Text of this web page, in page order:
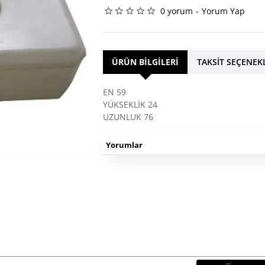
0 yorum - Yorum Yap
ÜRÜN BILGILERI TAKSIT
EN 59
YÜKSEKLİK 24
UZUNLUK 76
Yorumlar